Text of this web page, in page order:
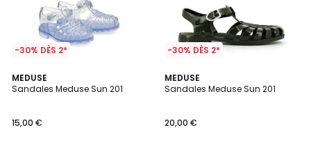
-30% DÈS 2*
MEDUSE
Sandales Meduse Sun 201
15,00 €
4
/
-30% DÈS 2*
MEDUSE
Sandales Meduse Sun 201
20,00 €
5
/